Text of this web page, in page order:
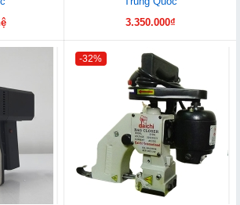
3.350.000₫
-32%